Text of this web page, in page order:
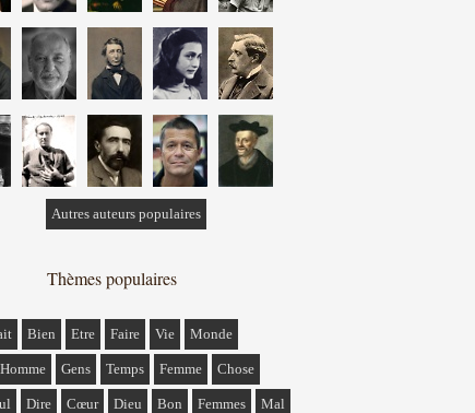
Autres auteurs populaires
Thèmes populaires
Bien Etre Faire Vie Monde
Homme Gens Temps Femme Chose
Dire Cœur Dieu Bon Femmes Mal